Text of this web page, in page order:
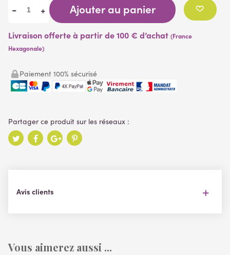
- + Ajouter au panier
Livraison offerte à partir de 100 € d’achat (France
Hexagonale)
Paiement 100% sécurisé
Avis clients
Vous aimerez aussi ...